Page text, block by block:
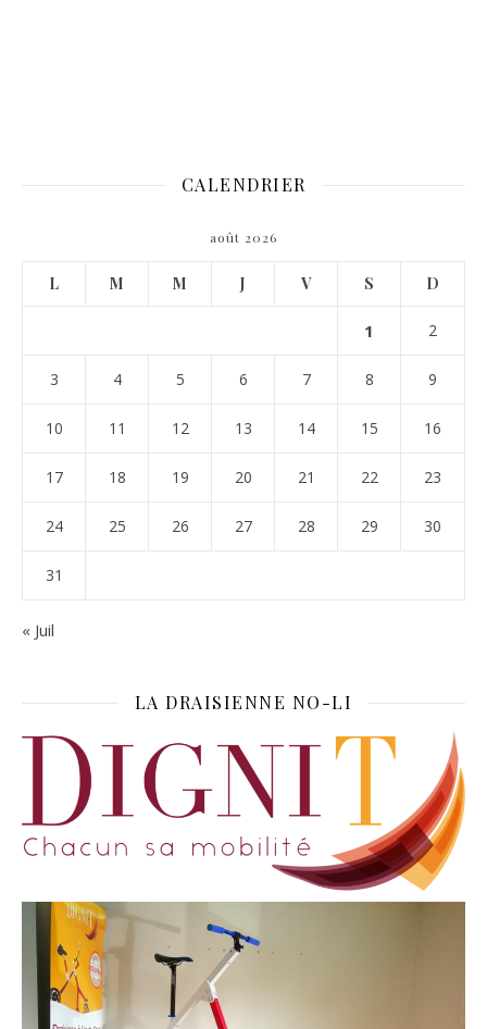
CALENDRIER
août 2026
L M M J V S D
1 2
3 4 5 6 7 8 9
10 11 12 13 14 15 16
17 18 19 20 21 22 23
24 25 26 27 28 29 30
31
« Juil
LA DRAISIENNE NO-LI